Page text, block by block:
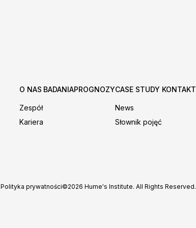
O NAS
Zespół
Kariera
BADANIAPROGNOZYCASE STUDY
News
Słownik pojęć
KONTAKT
Polityka prywatności©2026 Hume's Institute. All Rights Reserved.